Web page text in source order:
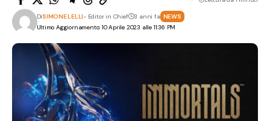
Ultimo Aggiornamento: 10 Aprile 2023 alle 11:36 PM
DiSIMONE LELLI- Editor in Chief 3 anni fa NEWS